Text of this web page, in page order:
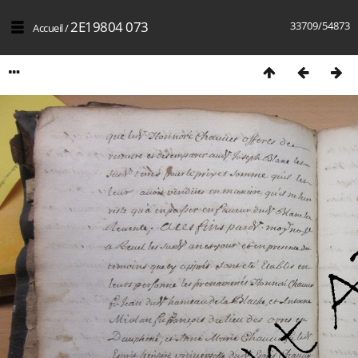
33709/54873
Accueil/2E19804 073